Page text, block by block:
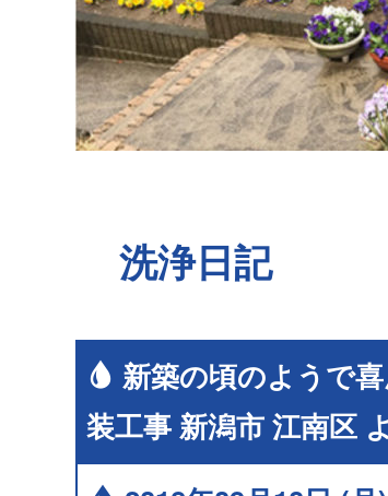
洗浄日記
新築の頃のようで
装工事 新潟市 江南区